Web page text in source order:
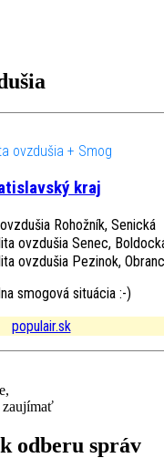
ovzdušia + Smog
kraj
Rohožník, Senická
ovzdušia Senec,
ovzdušia Pezinok,
smogová situácia :-)
populair.sk
zaujímať
odberu správ